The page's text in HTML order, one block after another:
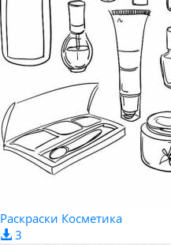
Раскраски Косметика
3